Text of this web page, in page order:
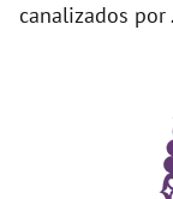
canalizados por